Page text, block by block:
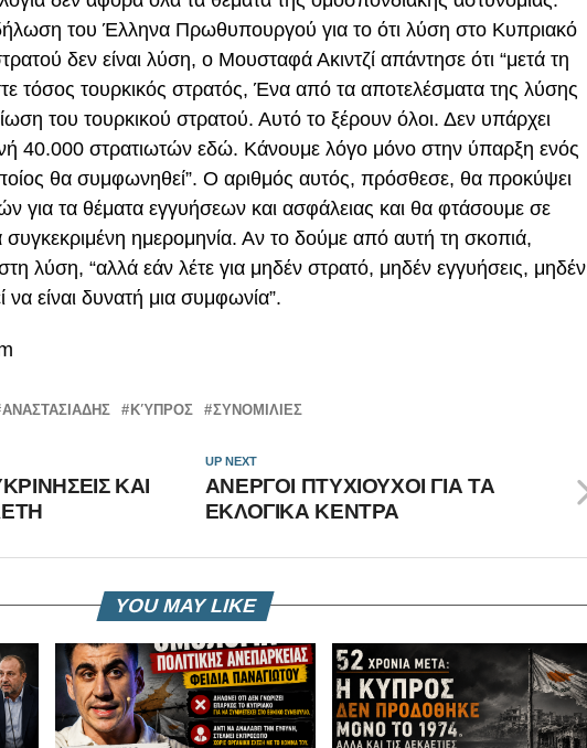
του Έλληνα Πρωθυπουργού για το ότι λύση στο Κυπριακό
δεν είναι λύση, ο Μουσταφά Ακιντζί απάντησε ότι “μετά τη
τόσος τουρκικός στρατός, Ένα από τα αποτελέσματα της λύσης
του τουρκικού στρατού. Αυτό το ξέρουν όλοι. Δεν υπάρχει
40.000 στρατιωτών εδώ. Κάνουμε λόγο μόνο στην ύπαρξη ενός
θα συμφωνηθεί”. Ο αριθμός αυτός, πρόσθεσε, θα προκύψει
για τα θέματα εγγυήσεων και ασφάλειας και θα φτάσουμε σε
συγκεκριμένη ημερομηνία. Αν το δούμε από αυτή τη σκοπιά,
λύση, “αλλά εάν λέτε για μηδέν στρατό, μηδέν εγγυήσεις, μηδέν
είναι δυνατή μια συμφωνία”.
ΑΝΑΣΤΑΣΙΑΔΗΣ ΚΎΠΡΟΣ ΣΥΝΟΜΙΛΙΕΣ
UP NEXT
ΑΝΕΡΓΟΙ ΠΤΥΧΙΟΥΧΟΙ ΓΙΑ ΤΑ
ΕΚΛΟΓΙΚΑ ΚΕΝΤΡΑ
ΚΑΙ
YOU MAY LIKE